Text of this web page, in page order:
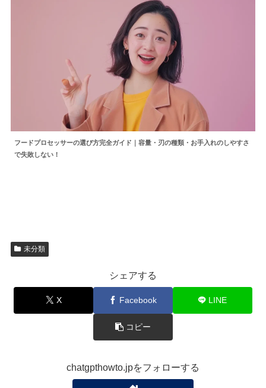
フードプロセッサーの選び方完全ガイド｜容量・刃の種類・お手入れのしやすさ
で失敗しない！
未分類
シェアする
X Facebook LINE
コピー
chatgpthowto.jpをフォローする